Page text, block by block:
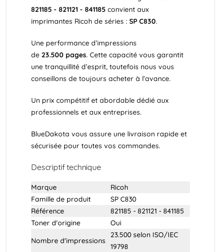
821185 - 821121 - 841185 convient aux
imprimantes Ricoh de séries : SP C830.
Une performance d’impressions
de 23.500 pages. Cette capacité vous garantit
une tranquillité d’esprit, toutefois nous vous
conseillons de toujours acheter à l’avance.
Un prix compétitif et abordable dédié aux
professionnels et aux entreprises.
BlueDakota vous assure une livraison rapide et
sécurisée pour toutes vos commandes.
Descriptif technique
Marque
Ricoh
Famille de produit
SP C830
Référence
821185 - 821121 - 841185
Toner d'origine
Oui
Nombre d'impressions
23.500 selon ISO/IEC
19798